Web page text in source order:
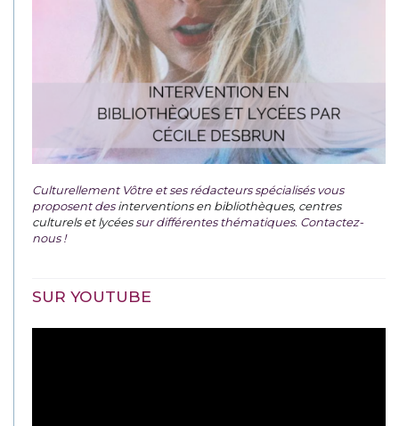
Culturellement Vôtre et ses rédacteurs spécialisés vous
proposent desinterventions en bibliothèques, centres
culturels et lycéessur différentes thématiques. Contactez-
nous !
SUR YOUTUBE